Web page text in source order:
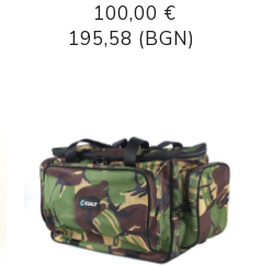
100,00 €
195,58 (BGN)